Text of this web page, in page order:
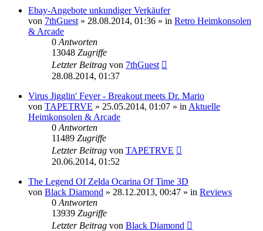
Ebay-Angebote unkundiger Verkäufer
von 7thGuest» 28.08.2014, 01:36 » in Retro Heimkonsolen
& Arcade
0Antworten
13048 Zugriffe
Letzter Beitrag von 7thGuest
28.08.2014, 01:37
Virus Jigglin' Fever - Breakout meets Dr. Mario
von TAPETRVE » 25.05.2014, 01:07 » inAktuelle
Heimkonsolen & Arcade
0Antworten
11489 Zugriffe
Letzter Beitrag von TAPETRVE
20.06.2014, 01:52
The Legend Of Zelda Ocarina Of Time 3D
von Black Diamond » 28.12.2013, 00:47 » in Reviews
0Antworten
13939 Zugriffe
Letzter Beitrag von Black Diamond